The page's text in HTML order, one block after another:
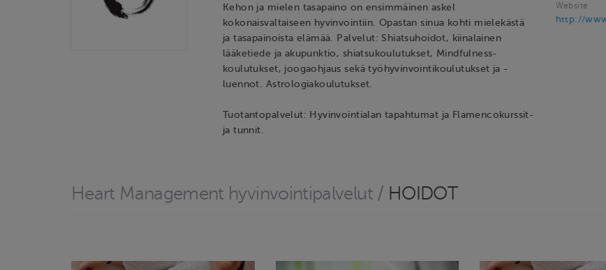
Kehon ja mielen tasapaino on ensimmäinen askel
kokonaisvaltaiseen hyvinvointiin. Opastan sinua kohti mielekästä
ja tasapainoista elämää. Palvelut: Shiatsuhoidot, kiinalainen
lääketiede ja akupunktio, shiatsukoulutukset, Mindfulness-
koulutukset, joogaohjaus sekä työhyvinvointikoulutukset ja -
luennot. Astrologiakoulutukset.
Tuotantopalvelut: Hyvinvointialan tapahtumat ja Flamencokurssit-
ja tunnit.
Website
http://
Heart Management hyvinvointipalvelut/ HOIDOT